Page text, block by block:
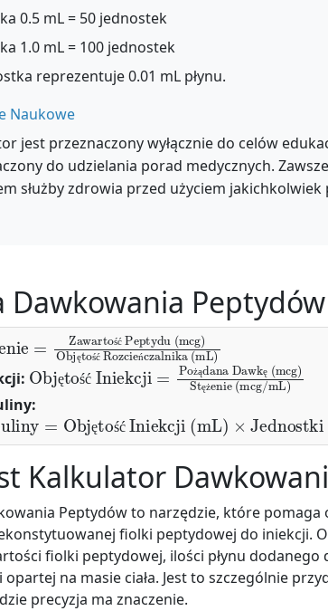
0.5 mL = 50 jednostek
1.0 mL = 100 jednostek
reprezentuje 0.01 mL płynu.
Naukowe
jest przeznaczony wyłącznie do celów
do udzielania porad medycznych.
służby zdrowia przed użyciem jakichkolwiek
Dawkowania Peptydów
=
(mcg)
ę ś ć
Objętość Iniekcji=
Pożądana Dawkę (mcg)Stężenie (mcg/mL)
ę ś ć
Objętość Iniekcji (mL)
Kalkulator
Peptydów to narzędzie, które pomaga
fiolki peptydowej do iniekcji.
fiolki peptydowej, ilości płynu dodanego
opartej na masie ciała. Jest to szczególnie
precyzja ma znaczenie.